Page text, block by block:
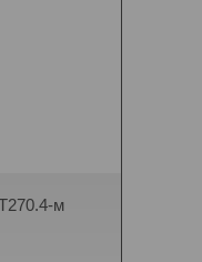
м